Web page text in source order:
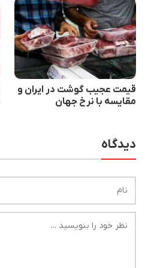
قیمت عجیب گوشت در ایران و
مقایسه با نرخ جهان
دیدگاه